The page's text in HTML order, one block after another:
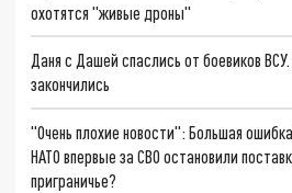
охотятся "живые дроны"
Даня с Дашей спаслись от боевиков
закончились
"Очень плохие новости": Большая
НАТО впервые за СВО остановили
приграничье?